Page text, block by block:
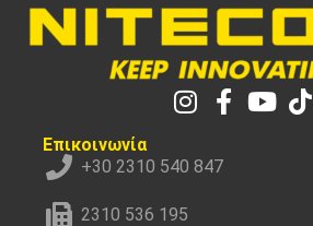
Επικοινωνία
+30 2310 540 847
2310 536 195